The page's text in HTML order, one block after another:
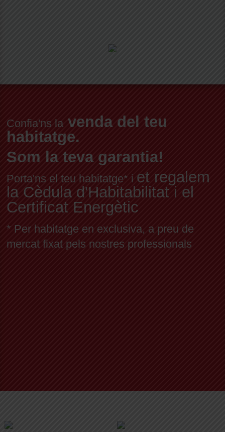
Confia'ns la venda del teu
habitatge.
Som la teva garantia!
Porta'ns el teu habitatge* i et regalem
la Cèdula d'Habitabilitat i el
Certificat Energètic
* Per habitatge en exclusiva, a preu de
mercat fixat pels nostres professionals